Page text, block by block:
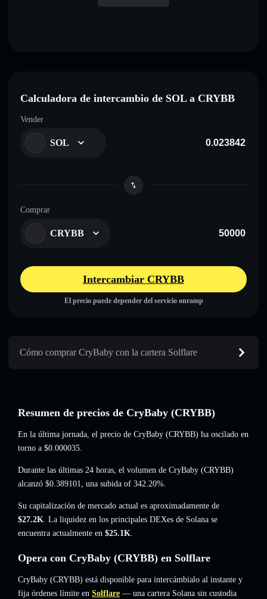
Calculadora de intercambio de SOL a CRYBB
Vender
SOL
Comprar
CRYBB
Intercambiar CRYBB
El precio puede depender del servicio onramp
Cómo comprar CryBaby con la cartera Solflare
Resumen de precios de CryBaby (CRYBB)
En la última jornada, el precio de CryBaby (CRYBB) ha oscilado en
torno a $0.000035.
Durante las últimas 24 horas, el volumen de CryBaby (CRYBB)
alcanzó $0.389101, una subida of 342.20%.
Su capitalización de mercado actual es aproximadamente de
$27.2K. La liquidez en los principales DEXes de Solana se
encuentra actualmente en $25.1K.
Opera con CryBaby (CRYBB) en Solflare
CryBaby (CRYBB) está disponible para intercámbialo al instante y
fija órdenes límite en Solflare — una cartera Solana sin custodia